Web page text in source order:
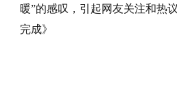
暖”的感叹，引起网友关注和热
完成》